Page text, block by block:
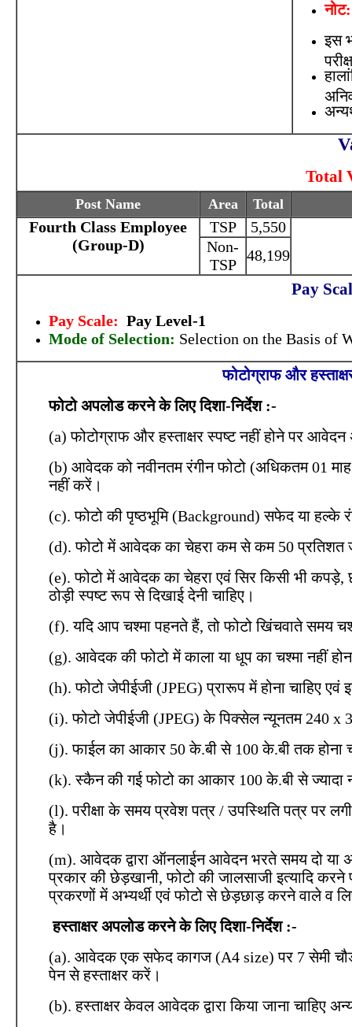
नोट:
इस
Total
Post Name Area Total
Fourth Class Employee
(Group-D)
TSP
5,550
Non-
TSP
48,199
Pay
Pay Scale: Pay Level-1
Mode of Selection: Selection on the Basis of
फोटोग्राफ और
फोटो अपलोड करने के लिए दिशा-निर्देश :-
(a) फोटोग्राफ और हस्ताक्षर स्पष्ट नहीं होने पर
(b) आवेदक को नवीनतम रंगीन फोटो (अधिकतम 01 माह
नहीं करें।
(c). फोटो की पृष्ठभूमि (Background) सफेद या हल्के
(d). फोटो में आवेदक का चेहरा कम से कम 50 प्रतिशत
(e). फोटो में आवेदक का चेहरा एवं सिर किसी भी कपड़े,
ठोड़ी स्पष्ट रूप से दिखाई देनी चाहिए।
(f). यदि आप चश्मा पहनते हैं, तो फोटो खिंचवाते समय
(g). आवेदक की फोटो में काला या धूप का चश्मा नहीं
(h). फोटो जेपीईजी (JPEG) प्रारूप में होना चाहिए
(i). फोटो जेपीईजी (JPEG) के पिक्सेल न्यूनतम 240 x
(j). फाईल का आकार 50 के.बी से 100 के.बी तक होना
(k). स्कैन की गई फोटो का आकार 100 के.बी से ज्यादा
(l). परीक्षा के समय प्रवेश पत्र / उपस्थिति पत्र पर
है।
(m). आवेदक द्वारा ऑनलाईन आवेदन भरते समय दो या
प्रकार की छेड़खानी, फोटो की जालसाजी इत्यादि
प्रकरणों में अभ्यर्थी एवं फोटो से छेड़छाड़ करने वाले व
हस्ताक्षर अपलोड करने के लिए दिशा-निर्देश :-
(a). आवेदक एक सफेद कागज (A4 size) पर 7 सेमी
पेन से हस्ताक्षर करें।
(b). हस्ताक्षर केवल आवेदक द्वारा किया जाना चाहिए अन्य